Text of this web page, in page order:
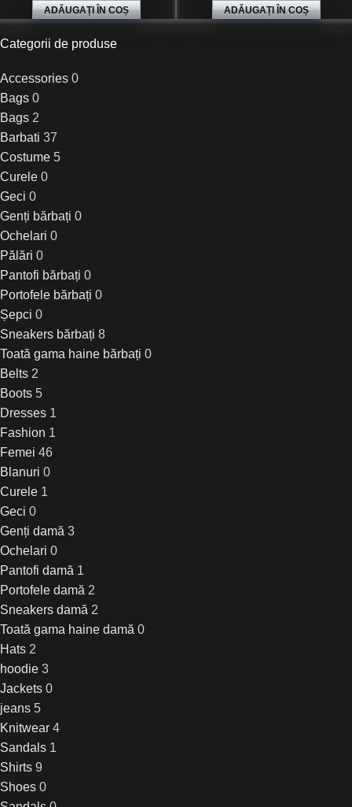
Categorii de produse
Accessories 0
Bags 0
Bags 2
Barbati 37
Costume 5
Curele 0
Geci 0
Genți bărbați 0
Ochelari 0
Pălări 0
Pantofi bărbați 0
Portofele bărbați 0
Șepci 0
Sneakers bărbați 8
Toată gama haine bărbați 0
Belts 2
Boots 5
Dresses 1
Fashion 1
Femei 46
Blanuri 0
Curele 1
Geci 0
Genți damă 3
Ochelari 0
Pantofi damă 1
Portofele damă 2
Sneakers damă 2
Toată gama haine damă 0
Hats 2
hoodie 3
Jackets 0
jeans 5
Knitwear 4
Sandals 1
Shirts 9
Shoes 0
ADĂUGAȚI ÎN COȘ ADĂUGAȚI ÎN COȘ